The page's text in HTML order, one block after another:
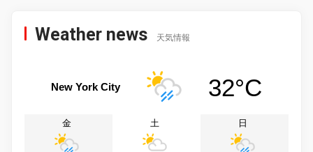
Weather news 天気情報
New York City 32°C
金 土 日